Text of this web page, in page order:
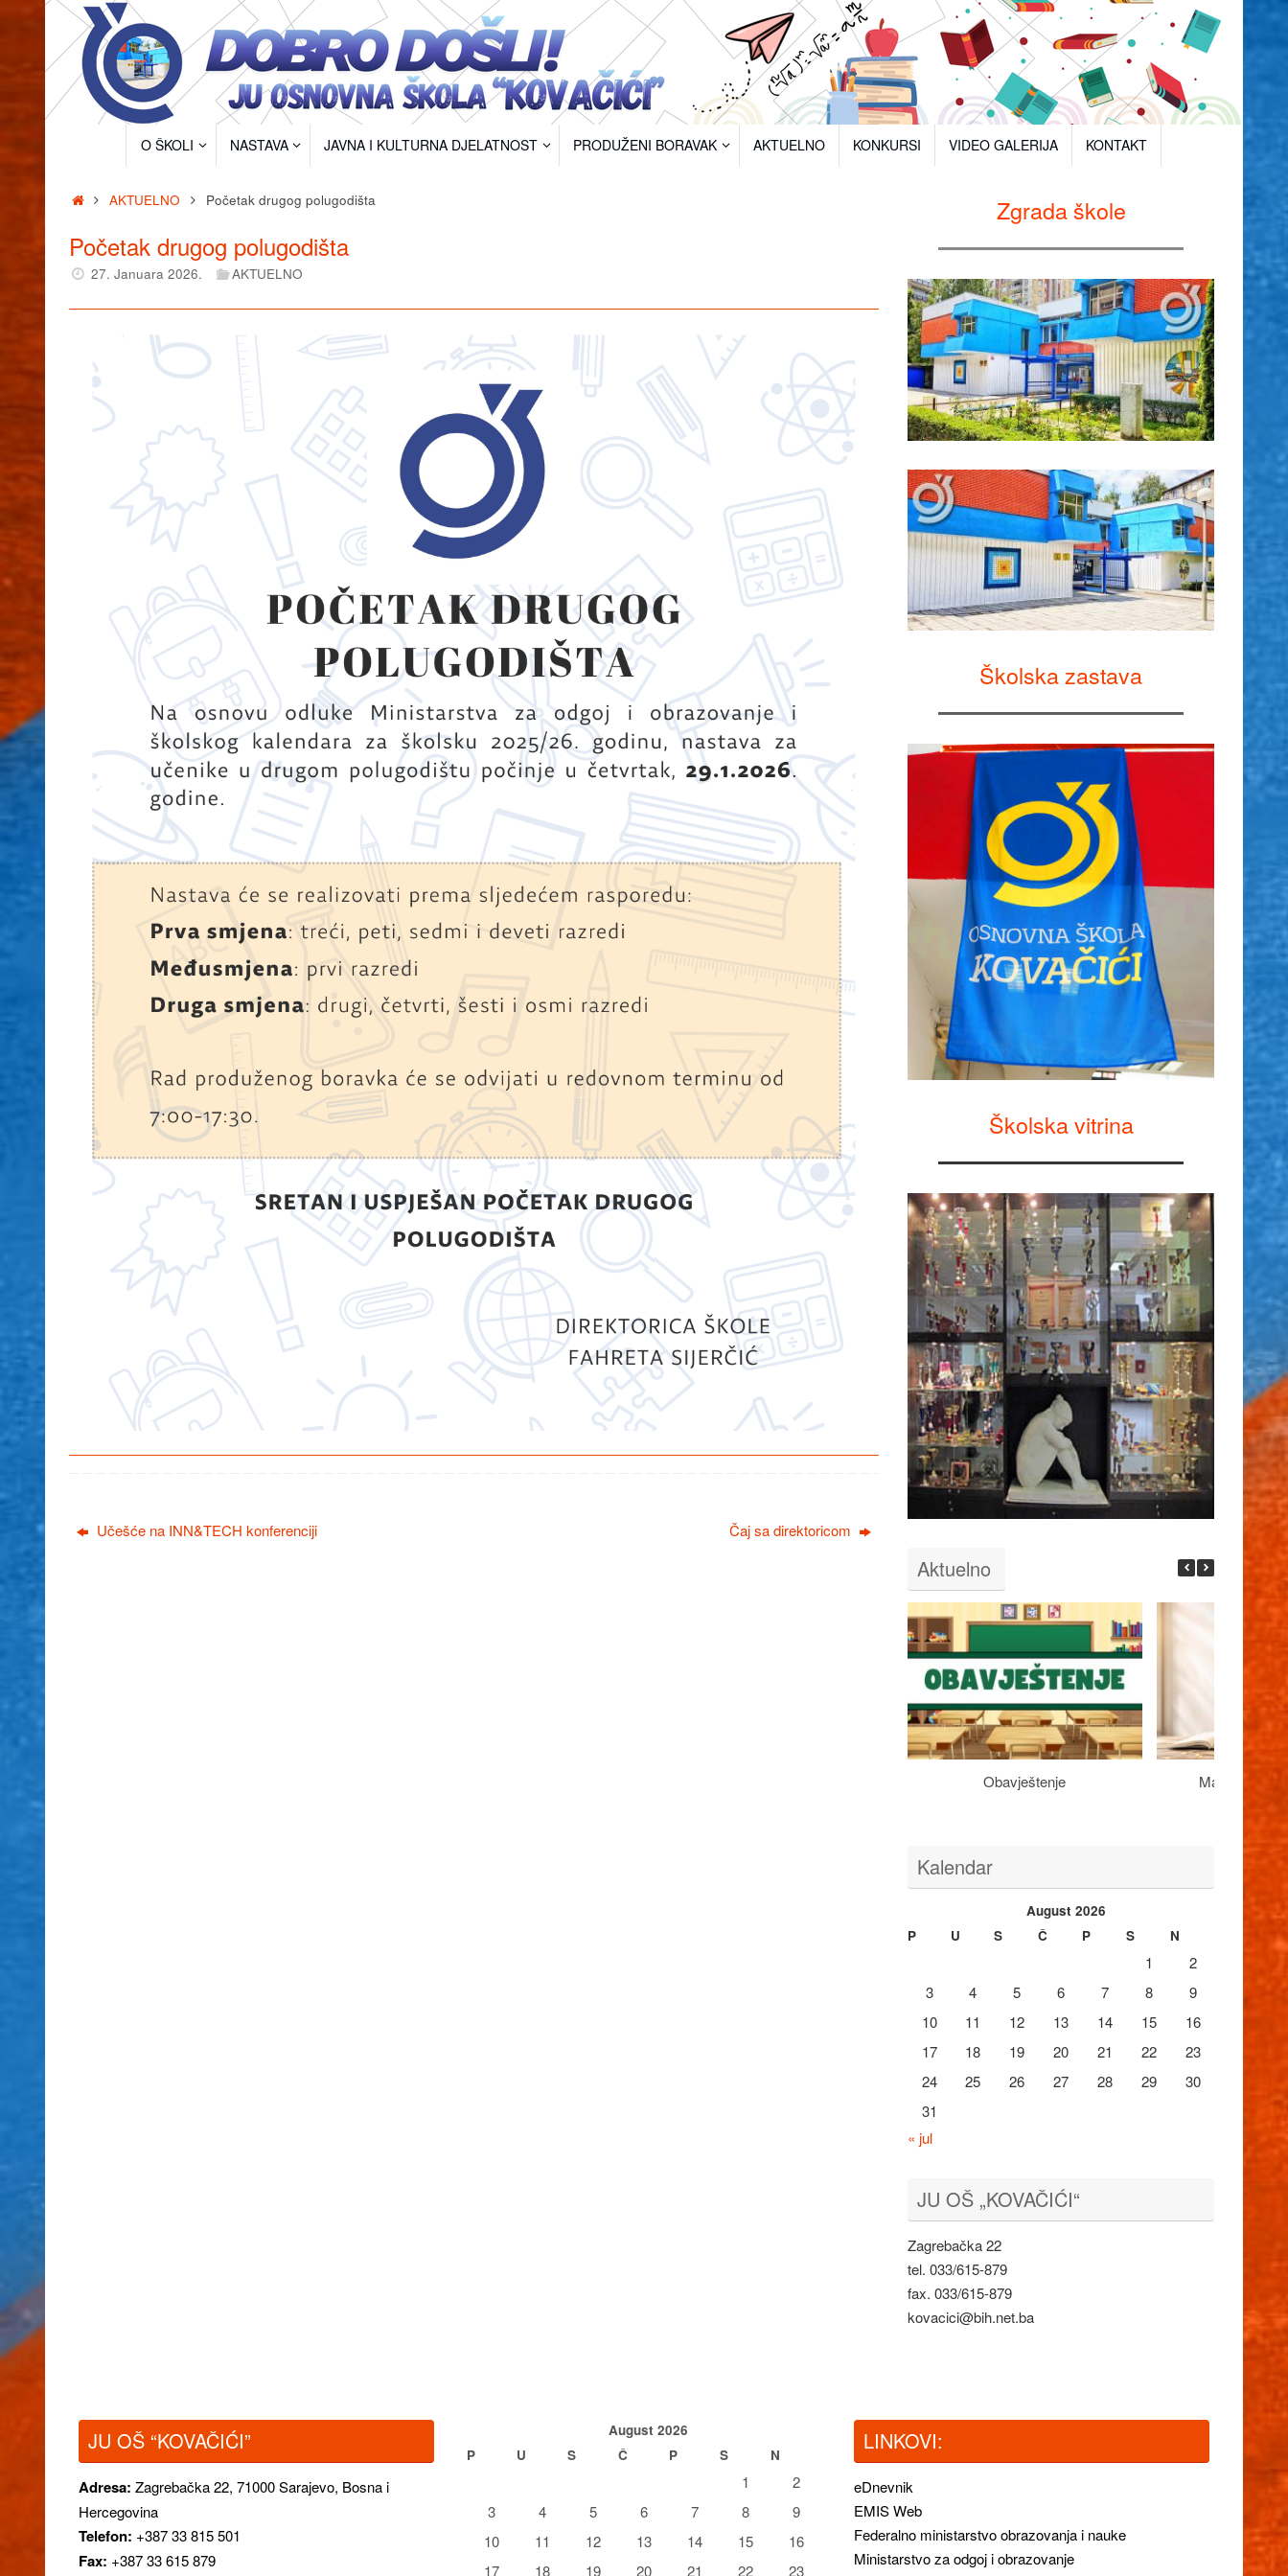
O ŠKOLI NASTAVA JAVNA I KULTURNA DJELATNOST PRODUŽENI BORAVAK AKTUELNO KONKURSI VIDEO GALERIJA KONTAKT
HomeAKTUELNO Početak drugog polugodišta
Početak drugog polugodišta
27. Januara 2026. AKTUELNO
Učešće na INN&TECH konferenciji Čaj sa direktoricom
Zgrada škole
Školska zastava
Školska vitrina
Aktuelno
Obavještenje Maturantima
Kalendar
August 2026
P
U S Č P S N
1
2
3
4 5 6 7 8
9
10
11 12 13 14 15
16
17
18 19 20 21 22
23
24
25 26 27 28 29
30
31
« jul
JU OŠ „KOVAČIĆI“
Zagrebačka 22
tel. 033/615-879
fax. 033/615-879
kovacici@bih.net.ba
JU OŠ “KOVAČIĆI”
Adresa: Zagrebačka 22, 71000 Sarajevo, Bosna i
Hercegovina
Telefon: +387 33 815 501
Fax: +387 33 615 879
August 2026
P
U S Č P S N
1
2
3
4 5 6 7 8
9
10
11 12 13 14 15
16
17
18 19 20 21 22 23
LINKOVI:
eDnevnik
EMIS Web
Federalno ministarstvo obrazovanja i nauke
Ministarstvo za odgoj i obrazovanje